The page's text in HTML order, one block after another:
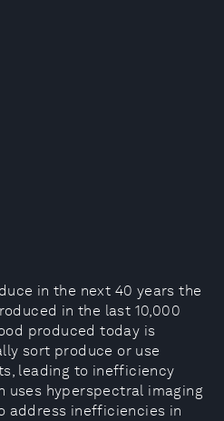
in the next 40 years the
in the last 10,000
produced today is
sort produce or use
leading to inefficiency
uses hyperspectral imaging
address inefficiencies in